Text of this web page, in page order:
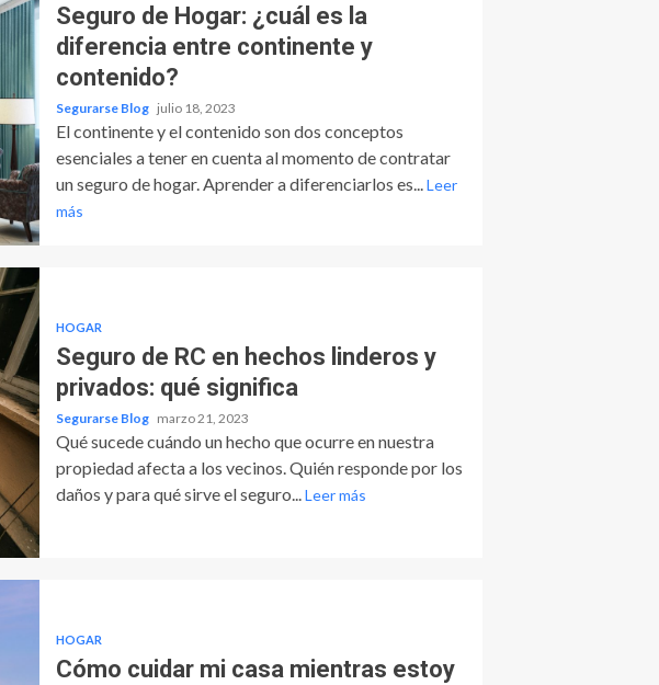
Seguro de Hogar: ¿cuál es la
diferencia entre continente y
contenido?
Segurarse Blog julio 18, 2023
El continente y el contenido son dos conceptos
esenciales a tener en cuenta al momento de contratar
un seguro de hogar. Aprender a diferenciarlos es... Leer
más
HOGAR
Seguro de RC en hechos linderos y
privados: qué significa
Segurarse Blog marzo 21, 2023
Qué sucede cuándo un hecho que ocurre en nuestra
propiedad afecta a los vecinos. Quién responde por los
daños y para qué sirve el seguro... Leer más
HOGAR
Cómo cuidar mi casa mientras estoy